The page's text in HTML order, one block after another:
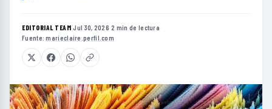
EDITORIAL TEAM·Jul 30, 2026·2 min de lectura·
Fuente:marieclaire.perfil.com